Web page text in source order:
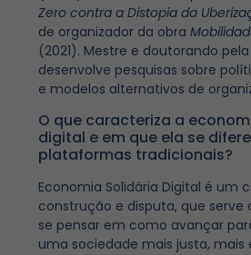
Zero contra a Distopia da
de organizador da obra
(2021). Mestre e doutorando pela
desenvolve pesquisas sobre
e modelos alternativos de
O que caracteriza a
digital e em que ela se
plataformas tradicionais?
Economia Solidária Digital é um
construção e disputa, que serve
se pensar em como avançar
uma sociedade mais justa, mais